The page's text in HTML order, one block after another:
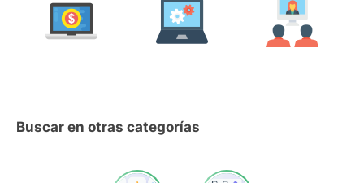
Buscar en otras categorías